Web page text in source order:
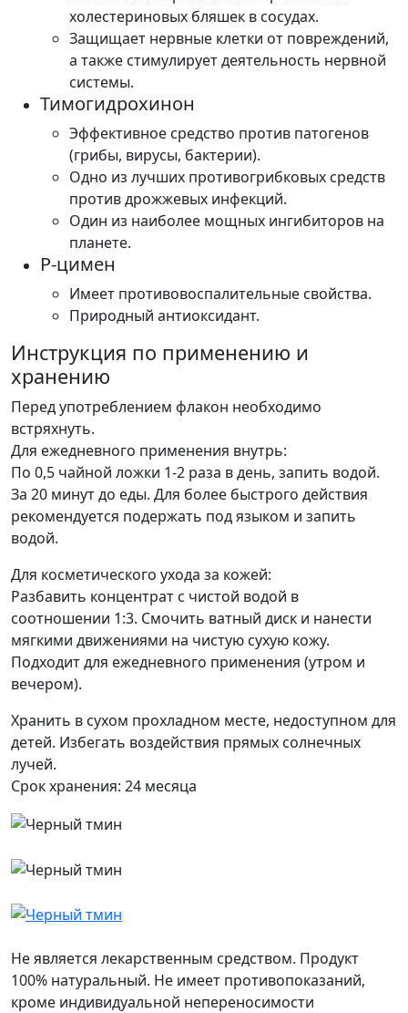
холестериновых бляшек в сосудах.
Защищает нервные клетки от повреждений,
а также стимулирует деятельность нервной
системы.
Тимогидрохинон
Эффективное средство против патогенов
(грибы, вирусы, бактерии).
Одно из лучших противогрибковых средств
против дрожжевых инфекций.
Один из наиболее мощных ингибиторов на
планете.
Р-цимен
Имеет противовоспалительные свойства.
Природный антиоксидант.
Инструкция по применению и
хранению
Перед употреблением флакон необходимо
встряхнуть.
Для ежедневного применения внутрь:
По 0,5 чайной ложки 1-2 раза в день, запить водой.
За 20 минут до еды. Для более быстрого действия
рекомендуется подержать под языком и запить
водой.
Для косметического ухода за кожей:
Разбавить концентрат с чистой водой в
соотношении 1:3. Смочить ватный диск и нанести
мягкими движениями на чистую сухую кожу.
Подходит для ежедневного применения (утром и
вечером).
Хранить в сухом прохладном месте, недоступном для
детей. Избегать воздействия прямых солнечных
лучей.
Срок хранения: 24 месяца
Не является лекарственным средством. Продукт
100% натуральный. Не имеет противопоказаний,
кроме индивидуальной непереносимости